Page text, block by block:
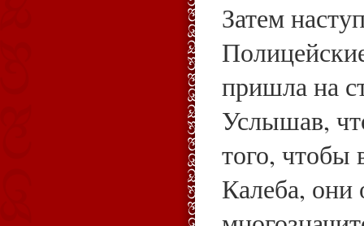
Затем
пришла на
Услышав,
того, чтобы
Калеба, они